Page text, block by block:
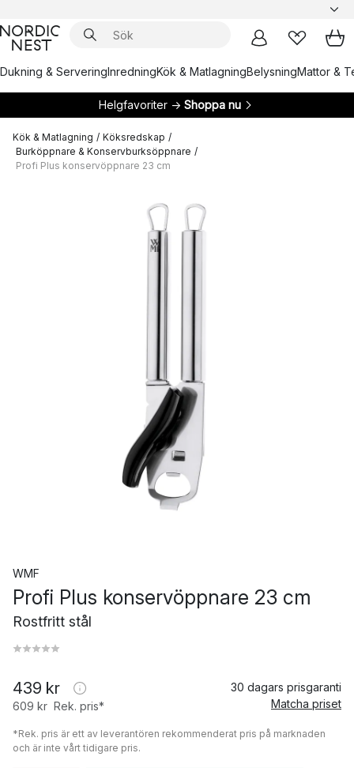
Dukning & ServeringInredningKök & MatlagningBelysningMattor &
Helgfavoriter → Shoppa nu
Kök & Matlagning / Köksredskap /
Burköppnare & Konservburksöppnare /
Profi Plus konservöppnare 23 cm
WMF
Profi Plus konservöppnare 23 cm
Rostfritt stål
439 kr
609 kr Rek. pris*
30 dagars prisgaranti
Matcha priset
*Rek. pris är ett av leverantören rekommenderat pris på marknaden
och är inte vårt tidigare pris.